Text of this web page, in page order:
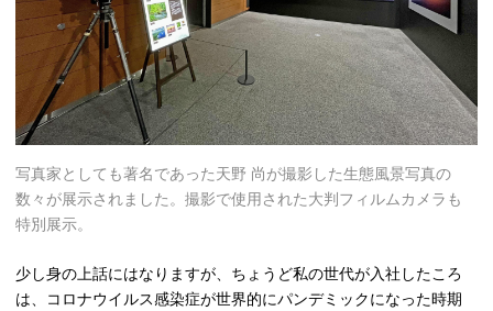
写真家としても著名であった天野 尚が撮影した生態風景写真の
数々が展示されました。撮影で使用された大判フィルムカメラも
特別展示。
少し身の上話にはなりますが、ちょうど私の世代が入社したころ
は、コロナウイルス感染症が世界的にパンデミックになった時期